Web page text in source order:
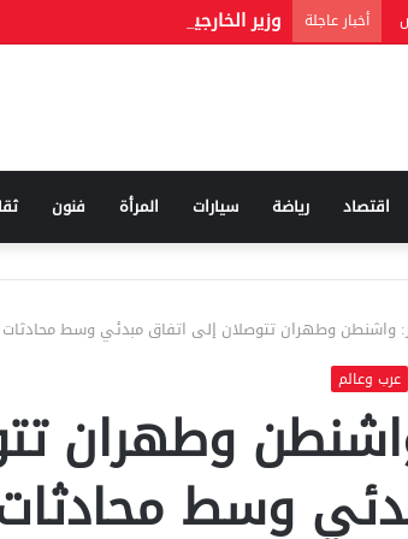
أخبار عاجلة
اقتصاد رياضة سيارات المرأة فنون
واشنطن وطهران تتوصلان إلى اتفاق مبدئي وسط محادثات
عرب وعالم
وطهران
وسط